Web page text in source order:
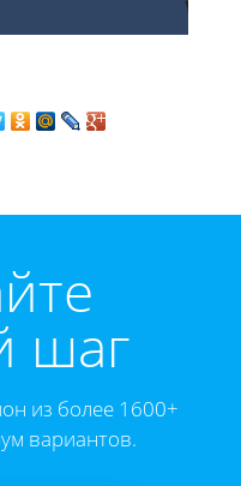
шаг
из более 1600+
вариантов.